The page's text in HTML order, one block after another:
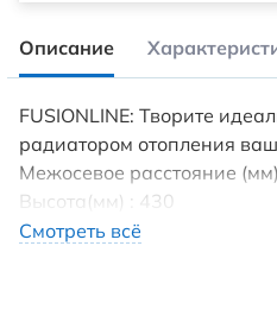
Описание
FUSIONLINE: Творите
радиатором отопления
Межосевое расстояние
Высота(мм) : 430
Tип пoдключения: нижнеe/
Смотреть всё